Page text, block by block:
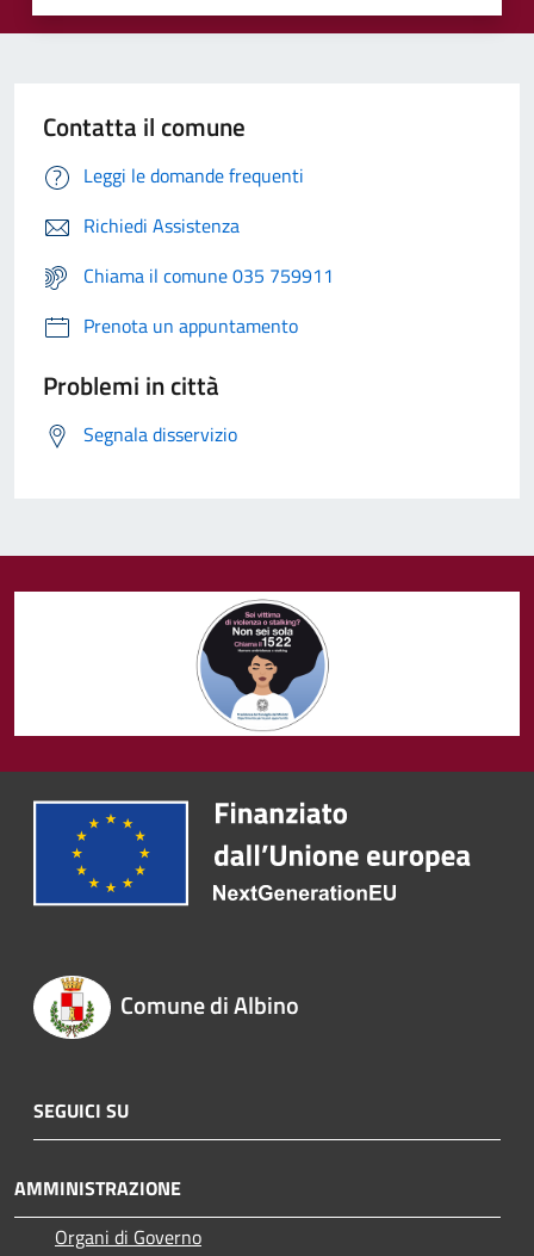
Contatta il comune
Leggi le domande frequenti
Richiedi Assistenza
Chiama il comune 035 759911
Prenota un appuntamento
Problemi in città
Segnala disservizio
Comune di Albino
SEGUICI SU
AMMINISTRAZIONE
Organi di Governo